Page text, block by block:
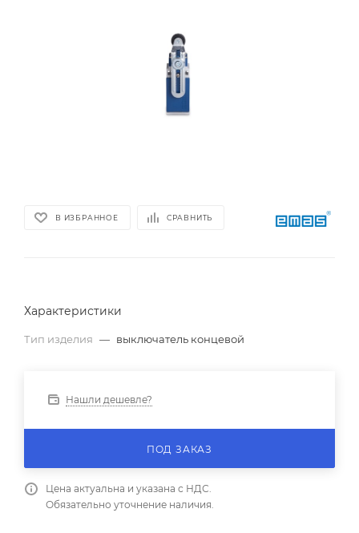
В ИЗБРАННОЕ СРАВНИТЬ
Характеристики
Тип изделия — выключатель концевой
Нашли дешевле?
ПОД ЗАКАЗ
Цена актуальна и указана с НДС.
Обязательно уточнение наличия.